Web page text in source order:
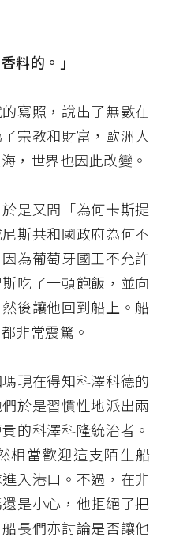
料的。」
寫照，說出了無數在
宗教和財富，歐洲人
，世界也因此改變。
是又問「為何卡斯提
斯共和國政府為何不
為葡萄牙國王不允許
吃了一頓飽飯，並向
後讓他回到船上。船
非常震驚。
現在得知科澤科德的
於是習慣性地派出兩
的科澤科隆統治者。
相當歡迎這支陌生船
入港口。不過，在非
是小心，他拒絕了把
長們亦討論是否讓他